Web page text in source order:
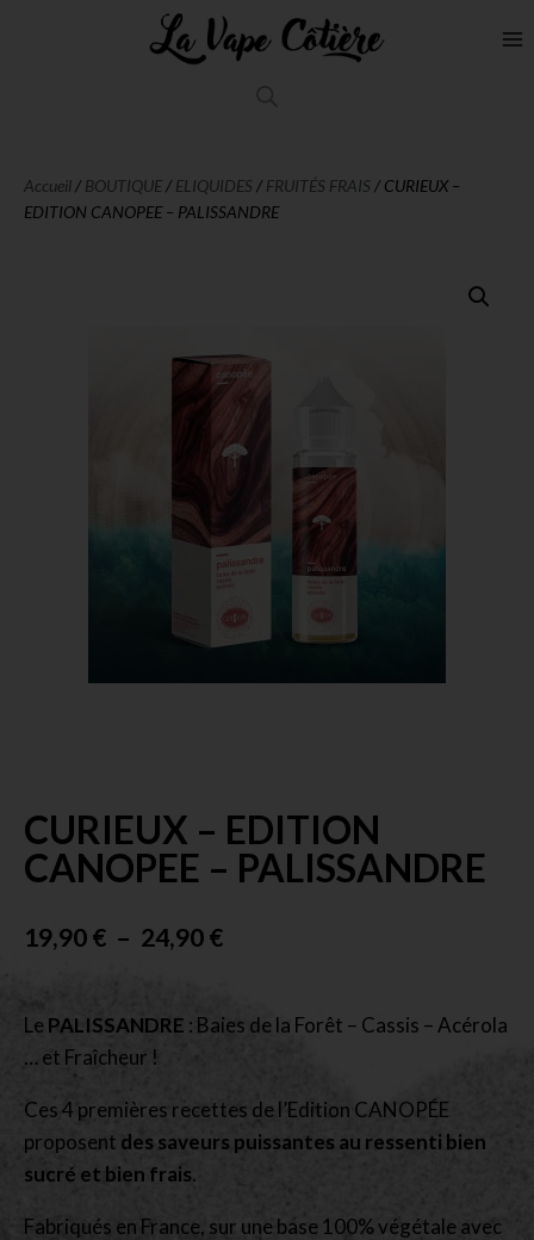
Accueil/ BOUTIQUE/ ELIQUIDES / FRUITÉS FRAIS / CURIEUX –
EDITION CANOPEE – PALISSANDRE
CURIEUX – EDITION
CANOPEE – PALISSANDRE
19,90€ – 24,90€
Le PALISSANDRE : Baies de la Forêt – Cassis – Acérola
… et Fraîcheur !
Ces 4 premières recettes de l’Edition CANOPÉE
proposent des saveurs puissantes au ressenti bien
sucré et bien frais.
Fabriqués en France, sur une base 100% végétale avec